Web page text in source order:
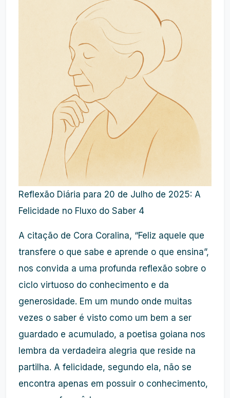
Reflexão Diária para 20 de Julho de 2025: A
Felicidade no Fluxo do Saber 4
A citação de Cora Coralina, “Feliz aquele que
transfere o que sabe e aprende o que ensina”,
nos convida a uma profunda reflexão sobre o
ciclo virtuoso do conhecimento e da
generosidade. Em um mundo onde muitas
vezes o saber é visto como um bem a ser
guardado e acumulado, a poetisa goiana nos
lembra da verdadeira alegria que reside na
partilha. A felicidade, segundo ela, não se
encontra apenas em possuir o conhecimento,